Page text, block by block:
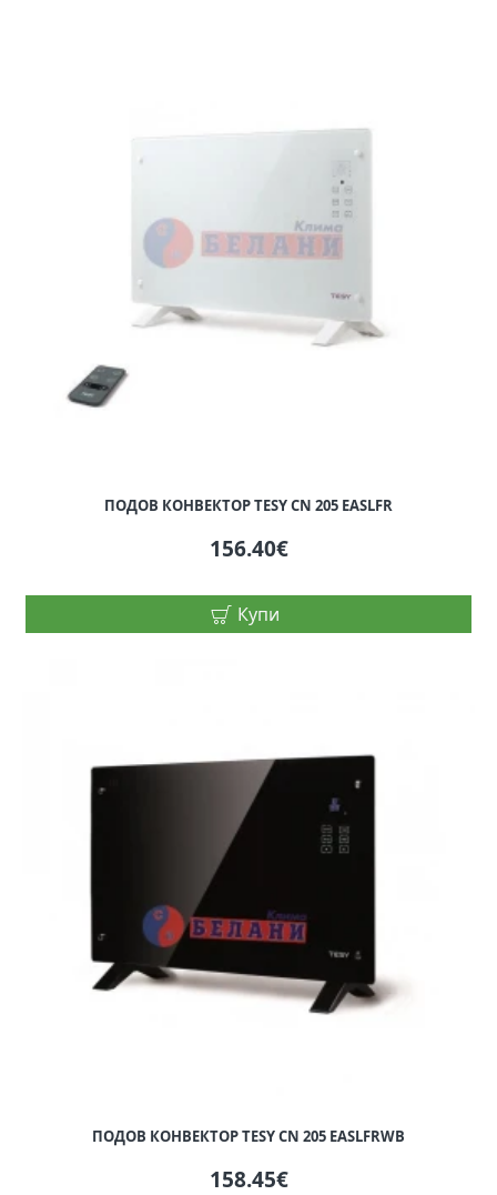
ПОДОВ КОНВЕКТОР TESY CN 205 EASLFR
156.40€
Купи
ПОДОВ КОНВЕКТОР TESY CN 205 EASLFRWB
158.45€